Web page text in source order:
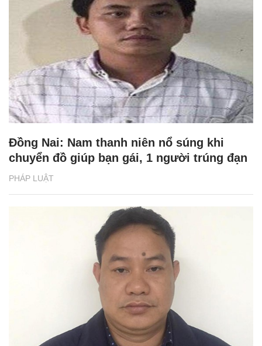
PHÁP LUẬT
Đồng Nai: Nam thanh niên nổ súng khi
chuyển đồ giúp bạn gái, 1 người trúng đạn